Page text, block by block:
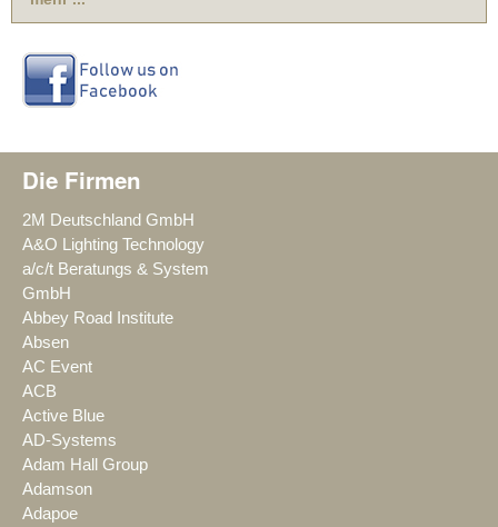
Die Firmen
2M Deutschland GmbH
A&O Lighting Technology
a/c/t Beratungs & System
GmbH
Abbey Road Institute
Absen
AC Event
ACB
Active Blue
AD-Systems
Adam Hall Group
Adamson
Adapoe